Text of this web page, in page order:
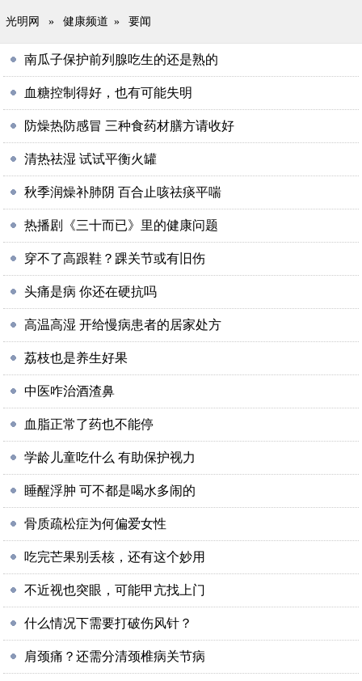
光明网 » 健康频道 » 要闻
南瓜子保护前列腺吃生的还是熟的
血糖控制得好，也有可能失明
防燥热防感冒 三种食药材膳方请收好
清热祛湿 试试平衡火罐
秋季润燥补肺阴 百合止咳祛痰平喘
热播剧《三十而已》里的健康问题
穿不了高跟鞋？踝关节或有旧伤
头痛是病 你还在硬抗吗
高温高湿 开给慢病患者的居家处方
荔枝也是养生好果
中医咋治酒渣鼻
血脂正常了药也不能停
学龄儿童吃什么 有助保护视力
睡醒浮肿 可不都是喝水多闹的
骨质疏松症为何偏爱女性
吃完芒果别丢核，还有这个妙用
不近视也突眼，可能甲亢找上门
什么情况下需要打破伤风针？
肩颈痛？还需分清颈椎病关节病